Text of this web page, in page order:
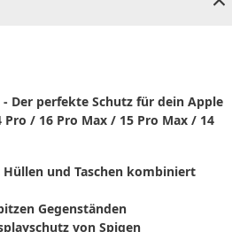
- Der perfekte Schutz für dein Apple
/ 16 Pro Max / 15 Pro Max / 14
und Taschen kombiniert
Gegenständen
von Spigen